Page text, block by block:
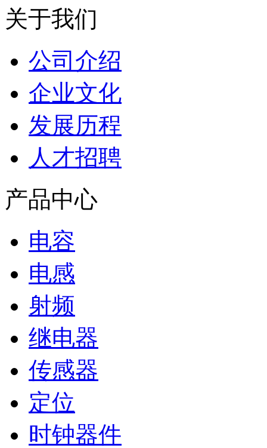
关于我们
公司介绍
企业文化
发展历程
人才招聘
产品中心
电容
电感
射频
继电器
传感器
定位
时钟器件